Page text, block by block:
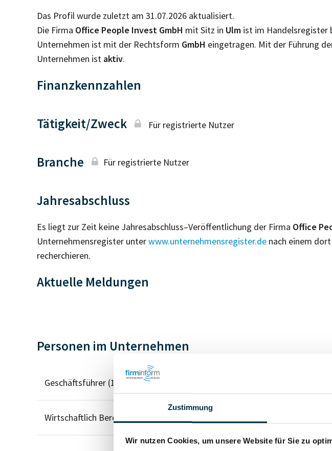
Zustimmung
Wir nutzen Cookies, um unsere Website für Sie zu
Das Profil wurde zuletzt am 31.07.2026 aktualisiert.
Die Firma Office People Invest GmbH mit Sitz in Ulm ist im Handelsregister
Unternehmen ist mit der Rechtsform GmbH eingetragen. Mit der Führung
Unternehmen ist aktiv.
Finanzkennzahlen
Tätigkeit/Zweck Für registrierte Nutzer
Branche Für registrierte Nutzer
Jahresabschluss
Es liegt zur Zeit keine Jahresabschluss–Veröffentlichung der Firma Office
Unternehmensregister unterwww.unternehmensregister.de nach einem
recherchieren.
Aktuelle Meldungen
Personen im Unternehmen
Geschäftsführer (1)
Wirtschaftlich Berechtigter